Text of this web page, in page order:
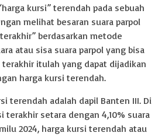
kursi” terendah pada sebuah
melihat besaran suara parpol
berdasarkan metode
atau sisa suara parpol yang bisa
itulah yang dapat dijadikan
harga kursi terendah.
terendah adalah dapil Banten III. Di
terakhir setara dengan 4,10% suara
2024, harga kursi terendah atau